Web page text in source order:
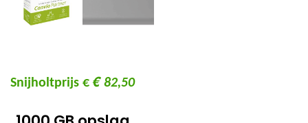
Snijholtprijs € €82,50